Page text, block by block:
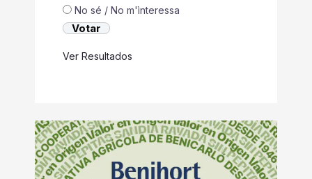
No sé / No m'ìnteressa
Ver Resultados